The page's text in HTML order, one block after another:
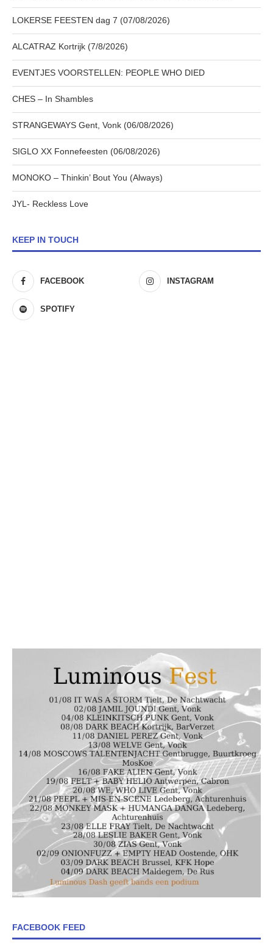
LOKERSE FEESTEN dag 7 (07/08/2026)
ALCATRAZ Kortrijk (7/8/2026)
EVENTJES VOORSTELLEN: PEOPLE WHO DIED
CHES – In Shambles
STRANGEWAYS Gent, Vonk (06/08/2026)
SIGLO XX Fonnefeesten (06/08/2026)
MONOKO – Thinkin’ Bout You (Always)
JYL- Reckless Love
KEEP IN TOUCH
FACEBOOK INSTAGRAM
SPOTIFY
FACEBOOK FEED